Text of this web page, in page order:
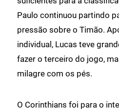
Paulo continuou partindo
pressão sobre o Timão.
individual, Lucas teve
fazer o terceiro do jogo,
milagre com os pés.
O Corinthians foi para o